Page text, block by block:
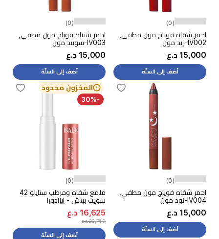
(0)
احمر شفاه فوياج مون مطفي,
IV002-ريد مون
15,000 د.ع
أضف إلى السلّة
(0)
احمر شفاه فوياج مون مطفي,
IV003-سوييد مون
15,000 د.ع
أضف إلى السلّة
(0)
احمر شفاه فوياج مون مطفي,
IV004-نود مون
15,000 د.ع
أضف إلى السلّة
المخزون محدود
-30%
(0)
ملمع شفاه ومرطب ستايلو 42
سويت بيتش - إيزادورا
16,625 د.ع
23,750 د.ع
أضف إلى السلّة